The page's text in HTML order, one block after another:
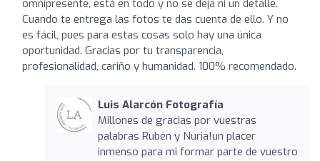
omnipresente, está en todo y no se deja ni un detalle.
Cuando te entrega las fotos te das cuenta de ello. Y no
es fácil, pues para estas cosas solo hay una única
oportunidad. Gracias por tu transparencia,
profesionalidad, cariño y humanidad. 100% recomendado.
Luis Alarcón Fotografía
Millones de gracias por vuestras
palabras Rubén y Nuria!un placer
inmenso para mi formar parte de vuestro